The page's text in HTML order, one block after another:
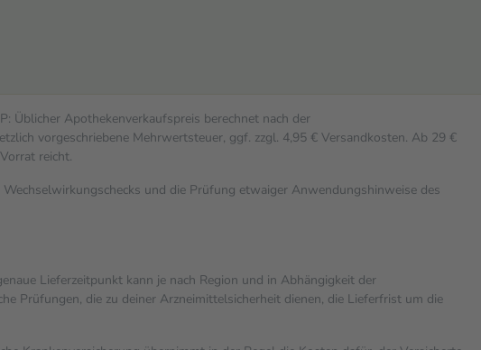
Üblicher Apothekenverkaufspreis berechnet nach der
vorgeschriebene Mehrwertsteuer, ggf. zzgl. 4,95 € Versandkosten. Ab 29 €
reicht.
und die Prüfung etwaiger Anwendungshinweise des
Lieferzeitpunkt kann je nach Region und in Abhängigkeit der
Prüfungen, die zu deiner Arzneimittelsicherheit dienen, die Lieferfrist um die